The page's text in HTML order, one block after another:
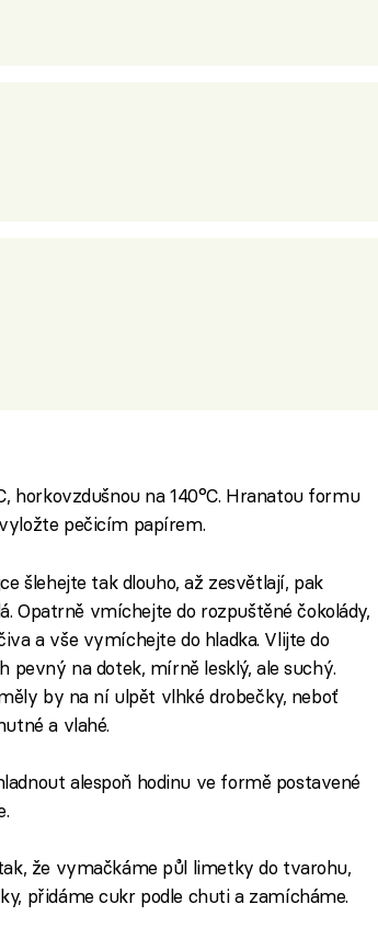
horkovzdušnou na 140°C. Hranatou formu
pečicím papírem.
šlehejte tak dlouho, až zesvětlají, pak
Opatrně vmíchejte do rozpuštěné čokolády,
a vše vymíchejte do hladka. Vlijte do
na dotek, mírně lesklý, ale suchý.
by na ní ulpět vlhké drobečky, neboť
a vlahé.
alespoň hodinu ve formě postavené
že vymačkáme půl limetky do tvarohu,
přidáme cukr podle chuti a zamícháme.